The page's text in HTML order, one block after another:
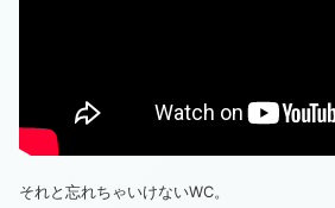
それと忘れちゃいけないWC。